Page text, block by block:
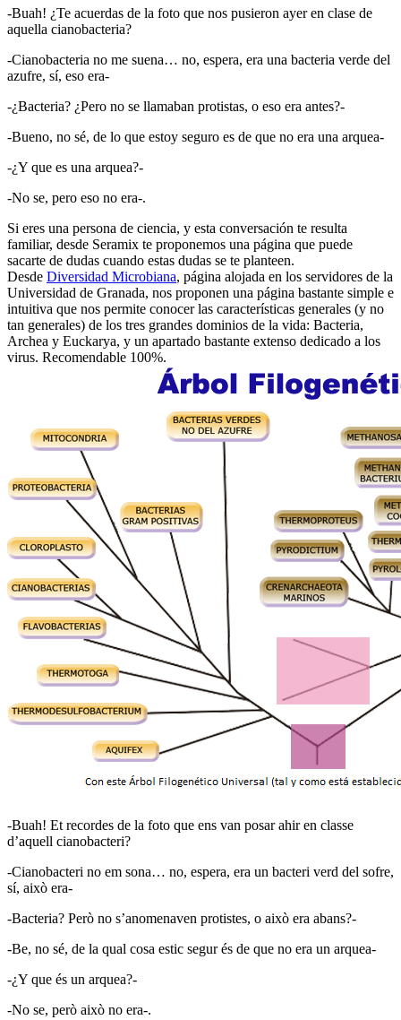
-Buah! ¿Te acuerdas de la foto que nos pusieron ayer en clase de
aquella cianobacteria?
-Cianobacteria no me suena… no, espera, era una bacteria verde del
azufre, sí, eso era-
-¿Bacteria? ¿Pero no se llamaban protistas, o eso era antes?-
-Bueno, no sé, de lo que estoy seguro es de que no era una arquea-
-¿Y que es una arquea?-
-No se, pero eso no era-.
Si eres una persona de ciencia, y esta conversación te resulta
familiar, desde Seramix te proponemos una página que puede
sacarte de dudas cuando estas dudas se te planteen.
Desde Diversidad Microbiana, página alojada en los servidores de la
Universidad de Granada, nos proponen una página bastante simple e
intuitiva que nos permite conocer las características generales (y no
tan generales) de los tres grandes dominios de la vida: Bacteria,
Archea y Euckarya, y un apartado bastante extenso dedicado a los
virus. Recomendable 100%.
-Buah! Et recordes de la foto que ens van posar ahir en classe
d’aquell cianobacteri?
-Cianobacteri no em sona… no, espera, era un bacteri verd del sofre,
sí, això era-
-Bacteria? Però no s’anomenaven protistes, o això era abans?-
-Be, no sé, de la qual cosa estic segur és de que no era un arquea-
-¿Y que és un arquea?-
-No se, però això no era-.